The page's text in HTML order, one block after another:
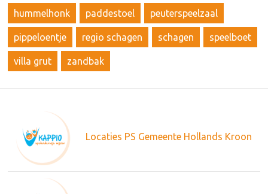
hummelhonk paddestoel peuterspeelzaal
pippeloentje regio schagen schagen speelboet
villa grut zandbak
Locaties PS Gemeente Hollands Kroon